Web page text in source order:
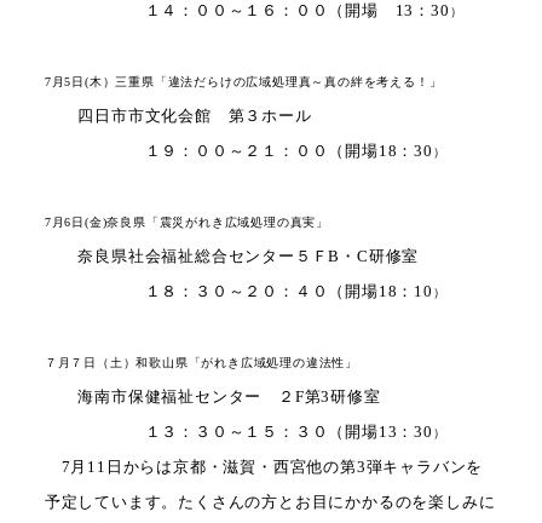
１４：００～１６：００（開場 13 ：30 ）
7 月5日(木）三重県 「違法だらけの広域処理真～真の絆を考える！」
四日市市文化会館 第３ホール
１９ ：００ ～２１ ：００ （開場18 ：30 ）
7 月6日(金)奈良県 「震災がれき広域処理の真実」
奈良県社会福祉総合センター５ＦB ・C研修室
１８：３０ ～２０ ：４０ （開場18 ： 10 ）
７月７日（土）和歌山県 「がれき広域処理の違法性」
海南市保健福祉センター ２ F第3研修室
１３：３０ ～１５ ：３０ （開場13 ：30 ）
7月11日からは京都・滋賀・西宮他の第3弾キャラバンを
予定しています。たくさんの方とお目にかかるのを楽しみに